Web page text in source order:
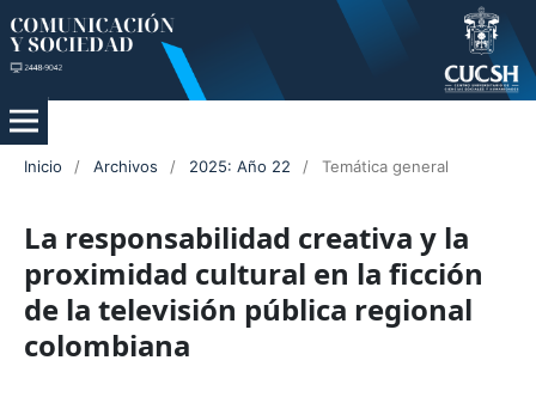
Inicio / Archivos / 2025: Año 22 / Temática general
La responsabilidad creativa y la
proximidad cultural en la ficción
de la televisión pública regional
colombiana